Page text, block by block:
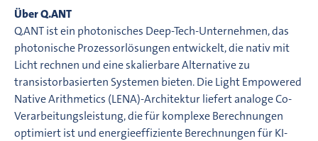
Über Q.ANT
Q.ANT ist ein photonisches Deep-Tech-Unternehmen, das
photonische Prozessorlösungen entwickelt, die nativ mit
Licht rechnen und eine skalierbare Alternative zu
transistorbasierten Systemen bieten. Die Light Empowered
Native Arithmetics (LENA)-Architektur liefert analoge Co-
Verarbeitungsleistung, die für komplexe Berechnungen
optimiert ist und energieeffiziente Berechnungen für KI-